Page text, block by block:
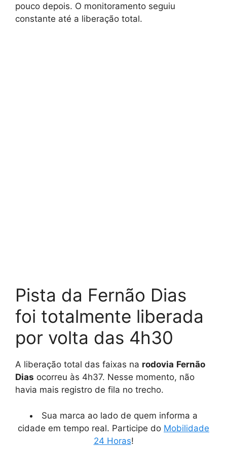
pouco depois. O monitoramento seguiu
constante até a liberação total.
Pista da Fernão Dias
foi totalmente liberada
por volta das 4h30
A liberação total das faixas na rodovia Fernão
Dias ocorreu às 4h37. Nesse momento, não
havia mais registro de fila no trecho.
Sua marca ao lado de quem informa a
cidade em tempo real. Participe do Mobilidade
24 Horas!